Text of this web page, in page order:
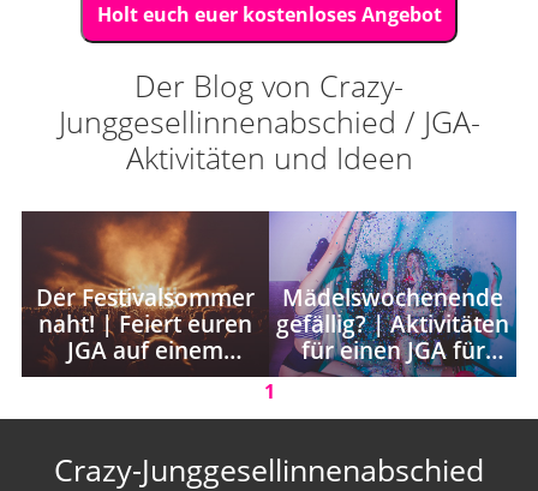
Holt euch euer kostenloses Angebot
Der Blog von Crazy-
Junggesellinnenabschied / JGA-
Aktivitäten und Ideen
Der Festivalsommer
naht! | Feiert euren
JGA auf einem
Festival!
Mädelswochenende
gefällig? | Aktivitäten
für einen JGA für
Frauen
1
Crazy-Junggesellinnenabschied